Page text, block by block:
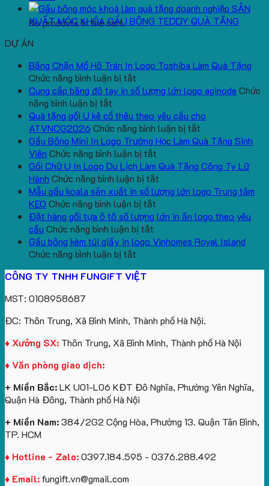
No products in the cart.
SẢN
XUẤT MÓC KHÓA GẤU BÔNG TEDDY QUÀ TẶNG
DỰ ÁN
Băng Chặn Mồ Hô Trán In Logo Toshiba Làm Quà Tặng
Chức năng bình luận bị tắt
Băng
Mồ
Hô
Trán
In
Logo
Toshiba
Làm
Quà
Tặng
Cung cấp băng đô tay in số lượng lớn logo aginode Chức
năng bình luận bị tắt
Cung
cấp
băng
đô
tay
in
số
lượng
lớn
logo
aginode
Quà tặng gối U kê cổ thêu theo yêu cầu cho
ATVNCG2026 Chức năng bình luận bị tắt
Quà
gối
kê
thêu
yêu
Gấu Bông Mini In Logo Trường Học Làm Quà Tặng Sinh
Viên Chức năng bình luận bị tắt
Gấu
Bông
Mini
Logo
Học
Gối Chữ U In Logo Du Lịch Làm Quà Tặng Công Ty Lữ
Hành Chức năng bình luận bị tắt
Gối
U
Logo
Công
Ty
Lữ
Mẫu gấu koala sản xuất in số lượng lớn logo Trung tâm
KEO Chức năng bình luận bị tắt
Mẫu
koala
lớn
logo
Trung
Đặt hàng gối tựa ô tô số lượng lớn in ấn logo theo yêu
cầu Chức năng bình luận bị tắt
Đặt
số
lượng
lớn
theo
cầu
Gấu bông kèm túi giấy in logo Vinhomes Royal Island
Chức năng bình luận bị tắt
bông
giấy
logo
CÔNG TY TNHH FUNGIFT VIỆT
MST: 0108958687
ĐC: Thôn Trung, Xã Bình Minh, Thành phố Hà Nội.
♦ Xưởng SX: Thôn Trung, Xã Bình Minh, Thành phố Hà Nội
♦ Văn phòng giao dịch:
+ Miền Bắc:LK U01-L06 KĐT Đô Nghĩa, Phường Yên Nghĩa,
Quận Hà Đông, Thành phố Hà Nội
+ Miền Nam:384/2G2 Cộng Hòa, Phường 13. Quận Tân Bình,
TP. HCM
♦ Hotline - Zalo:0397.184.595 - 0376.288.492
♦ Email:fungift.vn@gmail.com